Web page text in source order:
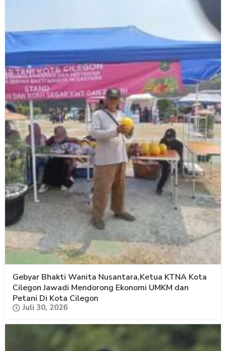
Gebyar Bhakti Wanita Nusantara,Ketua KTNA Kota
Cilegon Jawadi Mendorong Ekonomi UMKM dan
Petani Di Kota Cilegon
Juli 30, 2026